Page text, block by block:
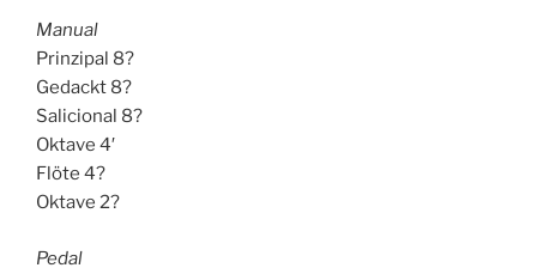
Manual
Prinzipal 8?
Gedackt 8?
Salicional 8?
Oktave 4′
Flöte 4?
Oktave 2?
Pedal